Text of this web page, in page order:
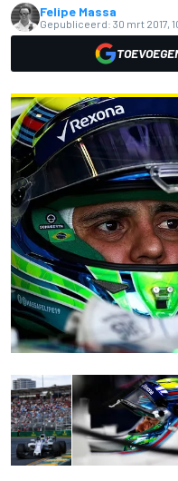
Felipe Massa
Gepubliceerd: 30 mrt 2017,